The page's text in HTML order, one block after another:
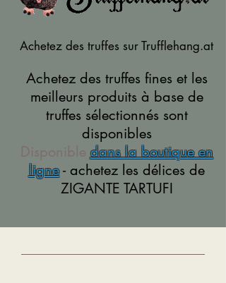
et l'Ing. Gilles Pugibet
Achetez des truffes sur Trufflehang.at
Achetez des truffes fines et les
meilleurs produits à base de
truffes sélectionnés sont
disponibles
Disponible dans la boutique en
ligne - achetez les délices de
ZIGANTE TARTUFI